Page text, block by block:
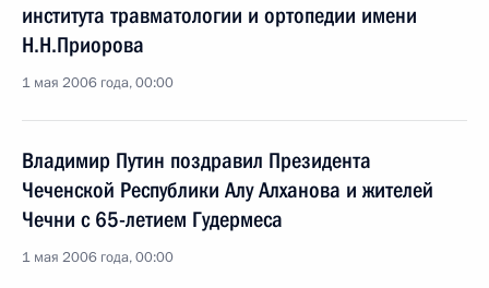
института травматологии и ортопедии имени
Н.Н.Приорова
1 мая 2006 года, 00:00
Владимир Путин поздравил Президента
Чеченской Республики Алу Алханова и жителей
Чечни с 65-летием Гудермеса
1 мая 2006 года, 00:00